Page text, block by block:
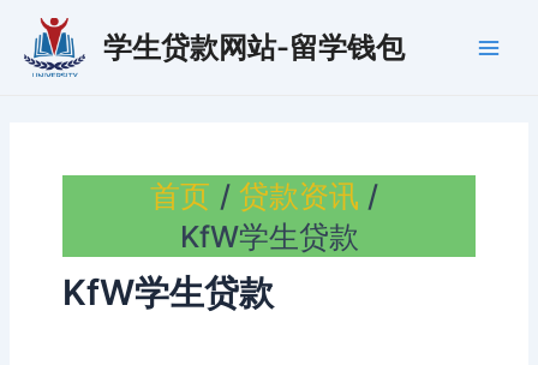
学生贷款网站-留学钱包
首页
贷款资讯
KfW学生贷款
KfW学生贷款